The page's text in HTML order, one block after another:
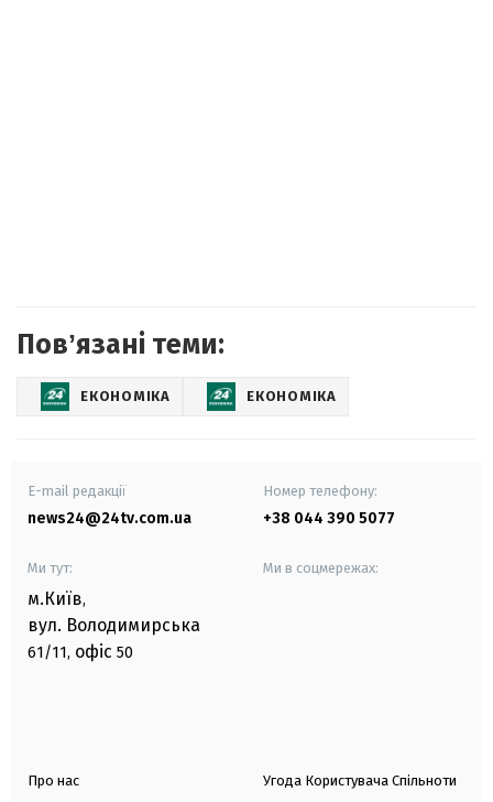
Повʼязані теми:
ЕКОНОМІКА ЕКОНОМІКА
E-mail редакції
news24@24tv.com.ua
Номер телефону:
+38 044 390 5077
Ми тут:
м.Київ,
вул. Володимирська
61/11, офіс 50
Ми в соцмережах:
Про нас Угода Користувача Спільноти